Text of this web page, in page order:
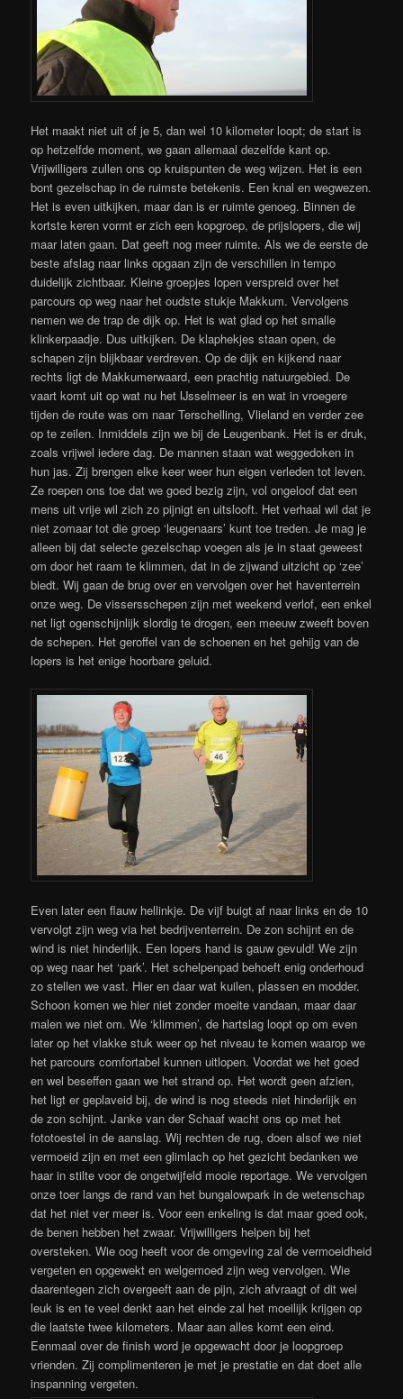
Het maakt niet uit of je 5, dan wel 10 kilometer loopt; de start is
op hetzelfde moment, we gaan allemaal dezelfde kant op.
Vrijwilligers zullen ons op kruispunten de weg wijzen. Het is een
bont gezelschap in de ruimste betekenis. Een knal en wegwezen.
Het is even uitkijken, maar dan is er ruimte genoeg. Binnen de
kortste keren vormt er zich een kopgroep, de prijslopers, die wij
maar laten gaan. Dat geeft nog meer ruimte. Als we de eerste de
beste afslag naar links opgaan zijn de verschillen in tempo
duidelijk zichtbaar. Kleine groepjes lopen verspreid over het
parcours op weg naar het oudste stukje Makkum. Vervolgens
nemen we de trap de dijk op. Het is wat glad op het smalle
klinkerpaadje. Dus uitkijken. De klaphekjes staan open, de
schapen zijn blijkbaar verdreven. Op de dijk en kijkend naar
rechts ligt de Makkumerwaard, een prachtig natuurgebied. De
vaart komt uit op wat nu het IJsselmeer is en wat in vroegere
tijden de route was om naar Terschelling, Vlieland en verder zee
op te zeilen. Inmiddels zijn we bij de Leugenbank. Het is er druk,
zoals vrijwel iedere dag. De mannen staan wat weggedoken in
hun jas. Zij brengen elke keer weer hun eigen verleden tot leven.
Ze roepen ons toe dat we goed bezig zijn, vol ongeloof dat een
mens uit vrije wil zich zo pijnigt en uitslooft. Het verhaal wil dat je
niet zomaar tot die groep ‘leugenaars’ kunt toe treden. Je mag je
alleen bij dat selecte gezelschap voegen als je in staat geweest
om door het raam te klimmen, dat in de zijwand uitzicht op ‘zee’
biedt. Wij gaan de brug over en vervolgen over het haventerrein
onze weg. De vissersschepen zijn met weekend verlof, een enkel
net ligt ogenschijnlijk slordig te drogen, een meeuw zweeft boven
de schepen. Het geroffel van de schoenen en het gehijg van de
lopers is het enige hoorbare geluid.
Even later een flauw hellinkje. De vijf buigt af naar links en de 10
vervolgt zijn weg via het bedrijventerrein. De zon schijnt en de
wind is niet hinderlijk. Een lopers hand is gauw gevuld! We zijn
op weg naar het ‘park’. Het schelpenpad behoeft enig onderhoud
zo stellen we vast. Hier en daar wat kuilen, plassen en modder.
Schoon komen we hier niet zonder moeite vandaan, maar daar
malen we niet om. We ‘klimmen’, de hartslag loopt op om even
later op het vlakke stuk weer op het niveau te komen waarop we
het parcours comfortabel kunnen uitlopen. Voordat we het goed
en wel beseffen gaan we het strand op. Het wordt geen afzien,
het ligt er geplaveid bij, de wind is nog steeds niet hinderlijk en
de zon schijnt. Janke van der Schaaf wacht ons op met het
fototoestel in de aanslag. Wij rechten de rug, doen alsof we niet
vermoeid zijn en met een glimlach op het gezicht bedanken we
haar in stilte voor de ongetwijfeld mooie reportage. We vervolgen
onze toer langs de rand van het bungalowpark in de wetenschap
dat het niet ver meer is. Voor een enkeling is dat maar goed ook,
de benen hebben het zwaar. Vrijwilligers helpen bij het
oversteken. Wie oog heeft voor de omgeving zal de vermoeidheid
vergeten en opgewekt en welgemoed zijn weg vervolgen. Wie
daarentegen zich overgeeft aan de pijn, zich afvraagt of dit wel
leuk is en te veel denkt aan het einde zal het moeilijk krijgen op
die laatste twee kilometers. Maar aan alles komt een eind.
Eenmaal over de finish word je opgewacht door je loopgroep
vrienden. Zij complimenteren je met je prestatie en dat doet alle
inspanning vergeten.